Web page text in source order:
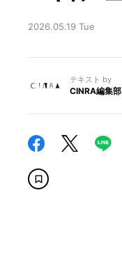
2026.05.19 Tue
テキスト by
CINRA編集部